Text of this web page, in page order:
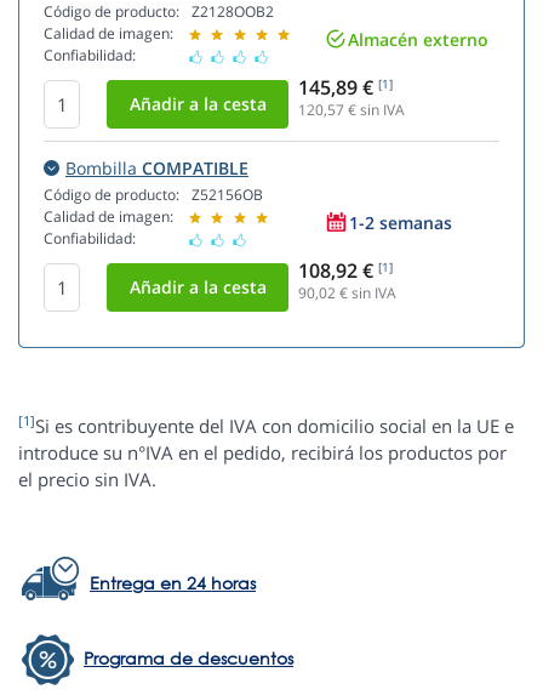
Código de producto:
Calidad de imagen:
Confiabilidad:
Z2128OOB2
Almacén externo
145,89 € [1]
120,57 € sin IVA
Bombilla COMPATIBLE
Código de producto:
Calidad de imagen:
Confiabilidad:
Z52156OB
1-2 semanas
108,92 € [1]
90,02€ sin IVA
[1]Si es contribuyente del IVA con domicilio social en la UE e
introduce su n°IVA en el pedido, recibirá los productos por
el precio sin IVA.
Entrega en 24 horas
Programa de descuentos